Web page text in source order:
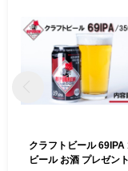
クラフトビール 69IPA
ビール お酒 プレゼン